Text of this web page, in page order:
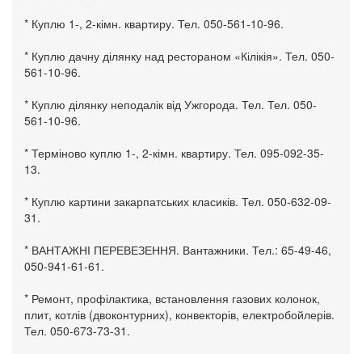
* Куплю 1-, 2-кімн. квартиру. Тел. 050-561-10-96.
* Куплю дачну ділянку над рестораном «Кілікія». Тел. 050-
561-10-96.
* Куплю ділянку неподалік від Ужгорода. Тел. Тел. 050-
561-10-96.
* Терміново куплю 1-, 2-кімн. квартиру. Тел. 095-092-35-
13.
* Куплю картини закарпатських класиків. Тел. 050-632-09-
31.
* ВАНТАЖНІ ПЕРЕВЕЗЕННЯ. Вантажники. Тел.: 65-49-46,
050-941-61-61.
* Ремонт, профілактика, встановлення газових колонок,
плит, котлів (двоконтурних), конвекторів, електробойлерів.
Тел. 050-673-73-31.